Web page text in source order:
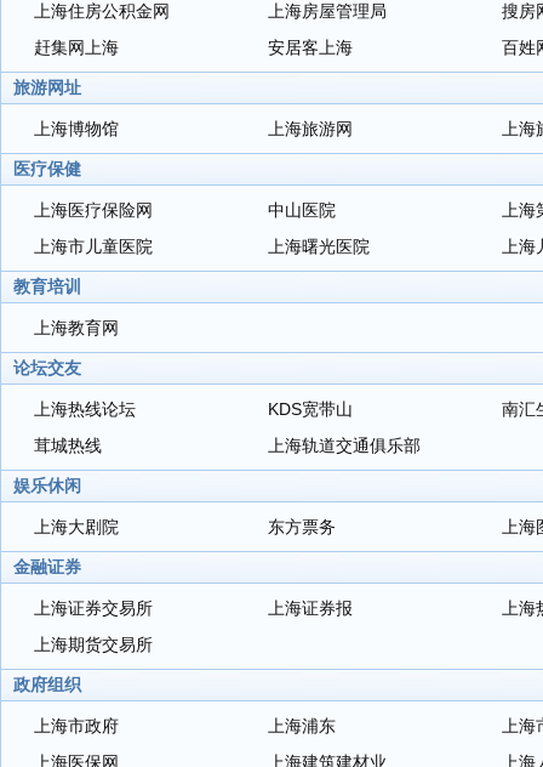
上海住房公积金网 上海房屋管理局
搜房
赶集网上海
安居客上海 百姓
旅游网址
上海博物馆 上海旅游网 上
医疗保健
上海医疗保险网 中山医院
上
上海市儿童医院
上海曙光医院 上
教育培训
上海教育网
论坛交友
上海热线论坛 KDS宽带山
南汇
茸城热线
上海轨道交通俱乐部
娱乐休闲
上海大剧院 东方票务 上
金融证券
上海证券交易所 上海证券报
上
上海期货交易所
政府组织
上海市政府 上海浦东
上
上海医保网
上海建筑建材业 上